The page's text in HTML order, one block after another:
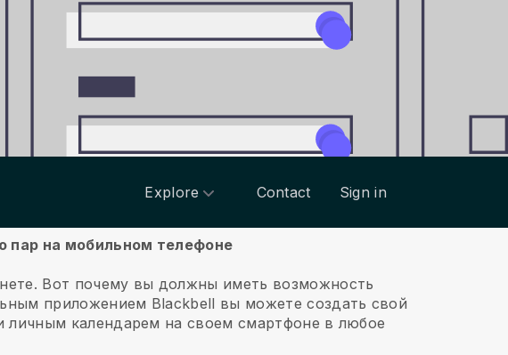
Explore Contact Sign in
пар на мобильном телефоне
Вот почему вы должны иметь возможность
приложением Blackbell вы можете создать свой
личным календарем на своем смартфоне в любое